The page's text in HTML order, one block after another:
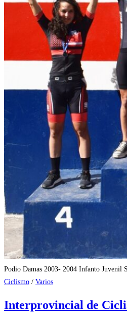
Podio Damas 2003- 2004 Infanto Juvenil
Ciclismo / Varios
Interprovincial de